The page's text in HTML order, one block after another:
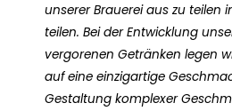
unserer Brauerei aus zu teilen
teilen. Bei der Entwicklung
vergorenen Getränken legen
auf eine einzigartige
Gestaltung komplexer